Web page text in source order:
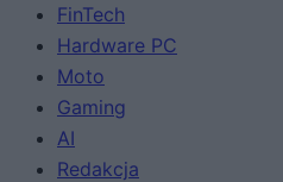
FinTech
Hardware PC
Moto
Gaming
AI
Redakcja